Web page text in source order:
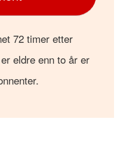
72 timer etter
eldre enn to år er